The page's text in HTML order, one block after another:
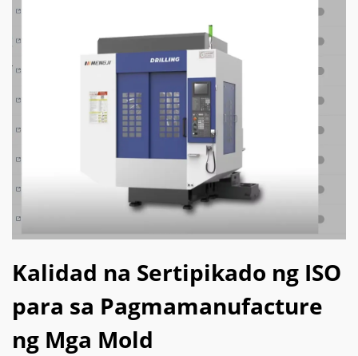
Kalidad na Sertipikado ng ISO
para sa Pagmamanufacture
ng Mga Mold